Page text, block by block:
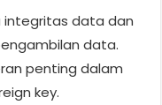
integritas data dan
data.
penting dalam
key.